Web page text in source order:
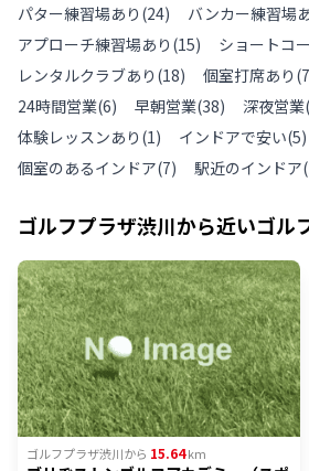
パター練習場あり (24) バンカー練習場
アプローチ練習場あり (15) ショートコ
レンタルクラブあり (18) 個室打席あり (7
24時間営業(6) 早朝営業(38) 深夜営業(
体験レッスンあり (1) インドアで安い(5)
個室のあるインドア(7) 駅近のインドア(
ゴルフプラザ渋川から近いゴル
ゴルフプラザ渋川から 15.64km